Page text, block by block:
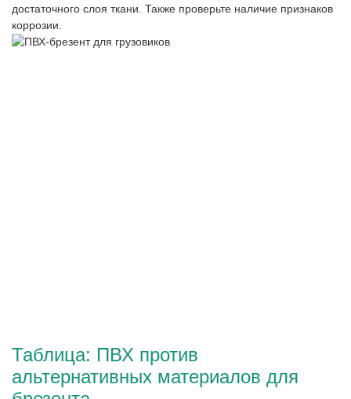
достаточного слоя ткани. Также проверьте наличие признаков
коррозии.
Таблица: ПВХ против
альтернативных материалов для